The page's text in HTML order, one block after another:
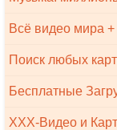
Всё видео мира +
Поиск любых
Бесплатные
XXX-Видео и